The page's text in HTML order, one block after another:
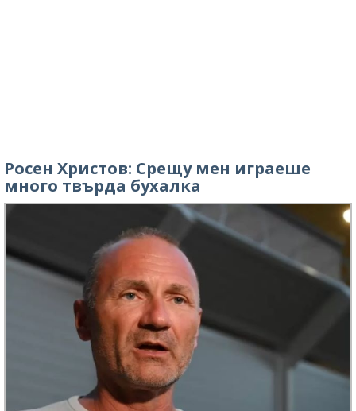
Росен Христов: Срещу мен играеше
много твърда бухалка